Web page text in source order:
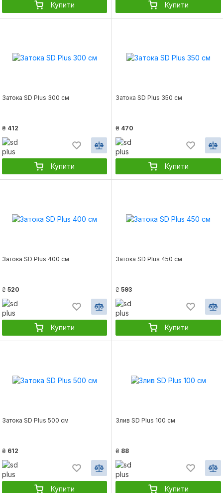
Купити Купити
Затока SD Plus 300 см
₴ 412
Купити
Затока SD Plus 350 см
₴ 470
Купити
Затока SD Plus 400 см
₴ 520
Купити
Затока SD Plus 450 см
₴ 593
Купити
Затока SD Plus 500 см
₴ 612
Купити
Злив SD Plus 100 см
₴ 88
Купити